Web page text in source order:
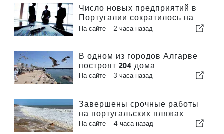
Число новых предприятий в
Португалии сократилось на
4,2 %
На сайте - 2 часа назад
В одном из городов Алгарве
построят 204 дома
На сайте - 3 часа назад
Завершены срочные работы
на португальских пляжах
На сайте - 4 часа назад